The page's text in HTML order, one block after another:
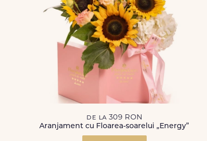
de la 309 RON
Aranjament cu Floarea-soarelui „Energy”